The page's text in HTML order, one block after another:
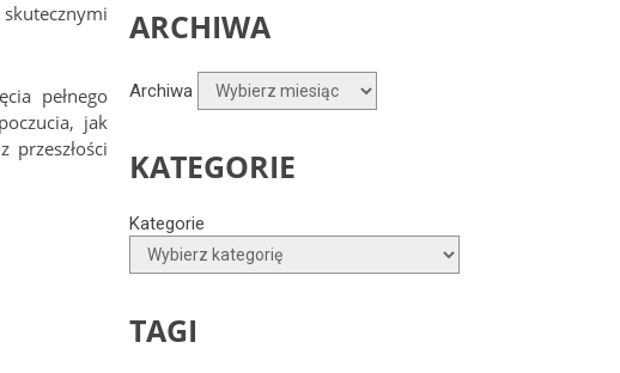
pełnego
jak
ARCHIWA
Archiwa
KATEGORIE
Kategorie
TAGI